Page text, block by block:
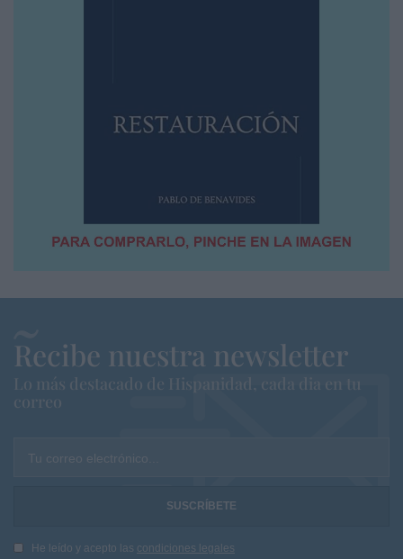
Recibe nuestra newsletter
Lo más destacado de Hispanidad, cada dia en tu
correo
Tu correo electrónico...
He leído y acepto las condiciones legales